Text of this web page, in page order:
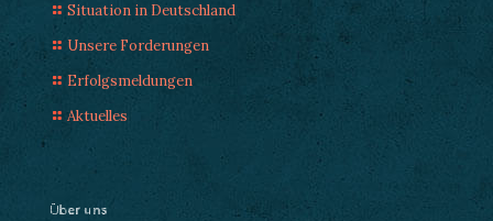
Situation in Deutschland
Unsere Forderungen
Erfolgsmeldungen
Aktuelles
Über uns